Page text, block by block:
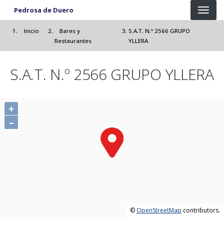
Pasar al contenido principal
Pedrosa de Duero
Inicio
Bares y
Restaurantes
S.A.T. N.º 2566 GRUPO
YLLERA
S.A.T. N.º 2566 GRUPO YLLERA
+
–
© OpenStreetMap contributors.